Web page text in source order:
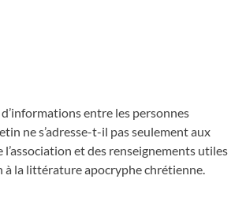
d’informations entre les personnes
ne s’adresse-t-il pas seulement aux
et des renseignements utiles
à la littérature apocryphe chrétienne.